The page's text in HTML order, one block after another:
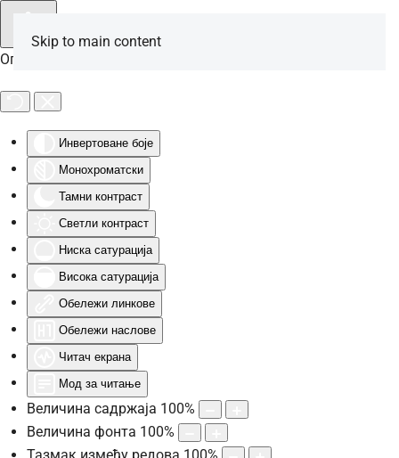
Опције за особе са инвалидитетом
Инвертоване боје
Монохроматски
Тамни контраст
Светли контраст
Ниска сатурација
Висока сатурација
Обележи линкове
Обележи наслове
Читач екрана
Мод за читање
Величина садржаја 100%
Величина фонта 100%
Skip to main content